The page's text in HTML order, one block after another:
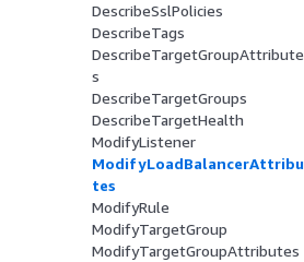
DescribeSslPolicies
DescribeTags
DescribeTargetGroupAttribute
s
DescribeTargetGroups
DescribeTargetHealth
ModifyListener
ModifyLoadBalancerAttribu
tes
ModifyRule
ModifyTargetGroup
ModifyTargetGroupAttributes